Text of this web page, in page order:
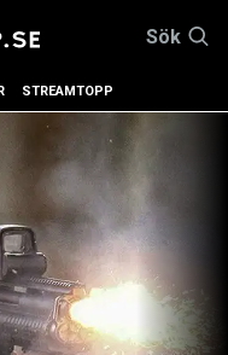
Sök
STREAMTOPP